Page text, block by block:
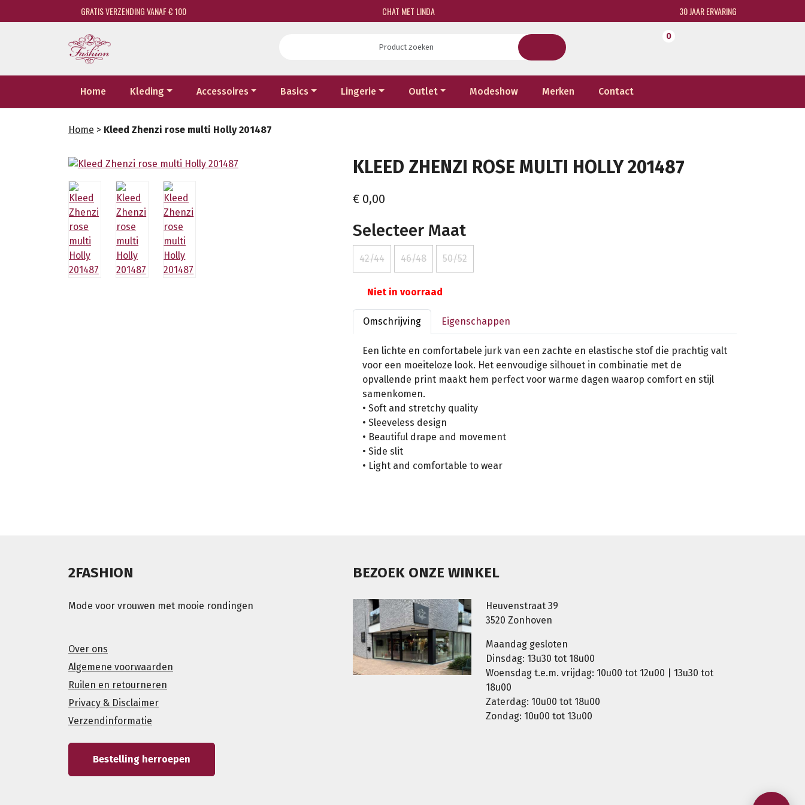
GRATIS VERZENDING VANAF € 100 CHAT MET LINDA 30 JAAR ERVARING
0
Home Kleding Accessoires Basics Lingerie Outlet Modeshow Merken Contact
Home > Kleed Zhenzi rose multi Holly 201487
KLEED ZHENZI ROSE MULTI HOLLY 201487
€ 0,00
Selecteer Maat
42/44 46/48 50/52
Niet in voorraad
Omschrijving Eigenschappen
Een lichte en comfortabele jurk van een zachte en elastische stof die prachtig valt
voor een moeiteloze look. Het eenvoudige silhouet in combinatie met de
opvallende print maakt hem perfect voor warme dagen waarop comfort en stijl
samenkomen.
• Soft and stretchy quality
• Sleeveless design
• Beautiful drape and movement
• Side slit
• Light and comfortable to wear
2FASHION
Mode voor vrouwen met mooie rondingen
Over ons
Algemene voorwaarden
Ruilen en retourneren
Privacy & Disclaimer
Verzendinformatie
Bestelling herroepen
BEZOEK ONZE WINKEL
Heuvenstraat 39
3520 Zonhoven
Maandag gesloten
Dinsdag: 13u30 tot 18u00
Woensdag t.e.m. vrijdag: 10u00 tot 12u00 | 13u30 tot
18u00
Zaterdag: 10u00 tot 18u00
Zondag: 10u00 tot 13u00